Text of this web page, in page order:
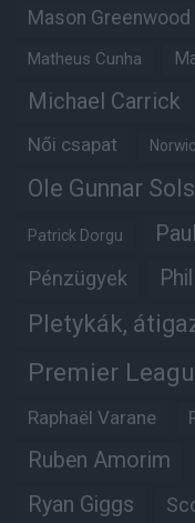
Mason Greenwood
Matheus Cunha
Michael Carrick
Női csapat
Ole Gunnar
Patrick Dorgu
Pénzügyek
Pletykák,
Premier
Raphaël Varane
Ruben Amorim
Ryan Giggs